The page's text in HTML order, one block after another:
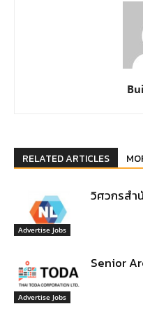
RELATED ARTICLES
Advertise Jobs
วิศวกรสำ
Advertise Jobs
Senior